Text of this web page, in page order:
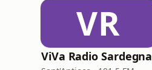
VR
ViVa Radio Sardegna